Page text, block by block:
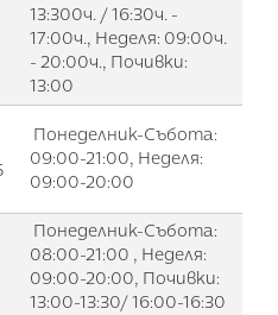
13:300ч. / 16:30ч. -
17:00ч., Неделя: 09:00ч.
- 20:00ч., Почивки:
13:00
Понеделник-Събота:
09:00-21:00, Неделя:
09:00-20:00
Понеделник-Събота:
08:00-21:00 , Неделя:
09:00-20:00, Почивки:
13:00-13:30/ 16:00-16:30